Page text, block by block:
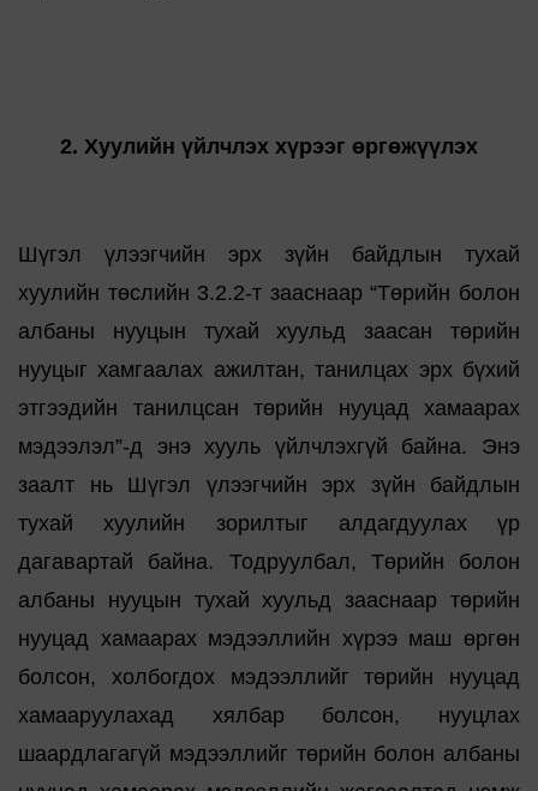
2. Хуулийн үйлчлэх хүрээг өргөжүүлэх
Шүгэл үлээгчийн эрх зүйн байдлын тухай
хуулийн төслийн 3.2.2-т зааснаар “Төрийн болон
албаны нууцын тухай хуульд заасан төрийн
нууцыг хамгаалах ажилтан, танилцах эрх бүхий
этгээдийн танилцсан төрийн нууцад хамаарах
мэдээлэл”-д энэ хууль үйлчлэхгүй байна. Энэ
заалт нь Шүгэл үлээгчийн эрх зүйн байдлын
тухай хуулийн зорилтыг алдагдуулах үр
дагавартай байна. Тодруулбал, Төрийн болон
албаны нууцын тухай хуульд зааснаар төрийн
нууцад хамаарах мэдээллийн хүрээ маш өргөн
болсон, холбогдох мэдээллийг төрийн нууцад
хамааруулахад хялбар болсон, нууцлах
шаардлагагүй мэдээллийг төрийн болон албаны